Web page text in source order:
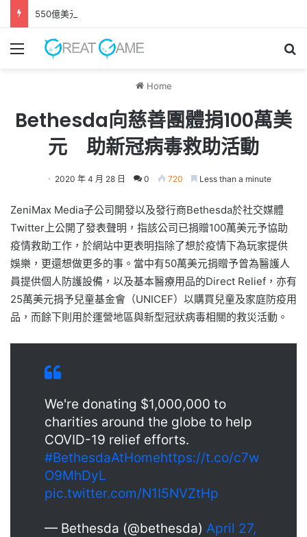
550億美元收購案正式完成 EA轉型成為私人公司
Menu
Home
Bethesda向慈善團體捐100萬美
元 助新冠病毒救助活動
2020 年 4 月 28 日 0 720 Less than a minute
ZeniMax Media子公司開發以及發行商Bethesda於社交媒體
Twitter上公開了發表聲明，指該公司已捐贈100萬美元予協助
疫情救助工作，於網站中更表明指除了想於疫情下為玩家提供
娛樂，更還想做更多的事。當中有50萬美元捐贈予曾為醫護人
員提供個人防護設備，以及基本醫療用品的Direct Relief，亦有
25萬美元捐予兒童基金會（UNICEF）以購買兒童及家庭防疫用
品，而餘下則用於運營地區與新型冠狀病毒相關的救災活動。
We're donating $1,000,000 to
charities around the globe to help
COVID-19 relief efforts.
#BethesdaAtHomehttps://t.co/c7w
O9MhDyL
pic.twitter.com/N1I5NVZtHp
— Bethesda (@bethesda) April 27,